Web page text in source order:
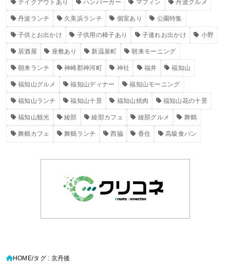
テイクアウトあり ハンバーガー マフィン 丹波グルメ
丹波ランチ 久美浜ランチ 個室あり 公園特集
子供とお出かけ 子供用の椅子あり 子連れお出かけ 小野
居酒屋 座敷あり 新温泉町 朝来モーニング
朝来ランチ 神崎郡神河町 神社 福井 福知山
福知山グルメ 福知山ディナー 福知山モーニング
福知山ランチ 福知山十景 福知山焼肉 福知山花の十景
福知山観光 綾部 綾部カフェ 綾部グルメ 舞鶴
舞鶴カフェ 舞鶴ランチ 西脇 香住 高級食パン
HOME タグ : 京丹後